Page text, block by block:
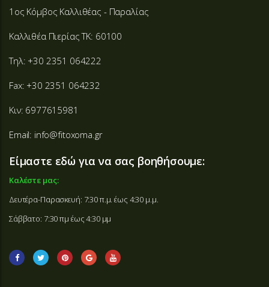
1ος Κόμβος Καλλιθέας - Παραλίας
Καλλιθέα Πιερίας ΤΚ: 60100
Τηλ: +30 2351 064222
Fax: +30 2351 064232
Κιν: 6977615981
Email: info@fitoxoma.gr
Είμαστε εδώ για να σας βοηθήσουμε:
Καλέστε μας:
Δευτέρα-Παρασκευή: 7:30 π.μ. έως 4:30 μ.μ.
Σάββατο: 7:30 πμ έως 4:30 μμ